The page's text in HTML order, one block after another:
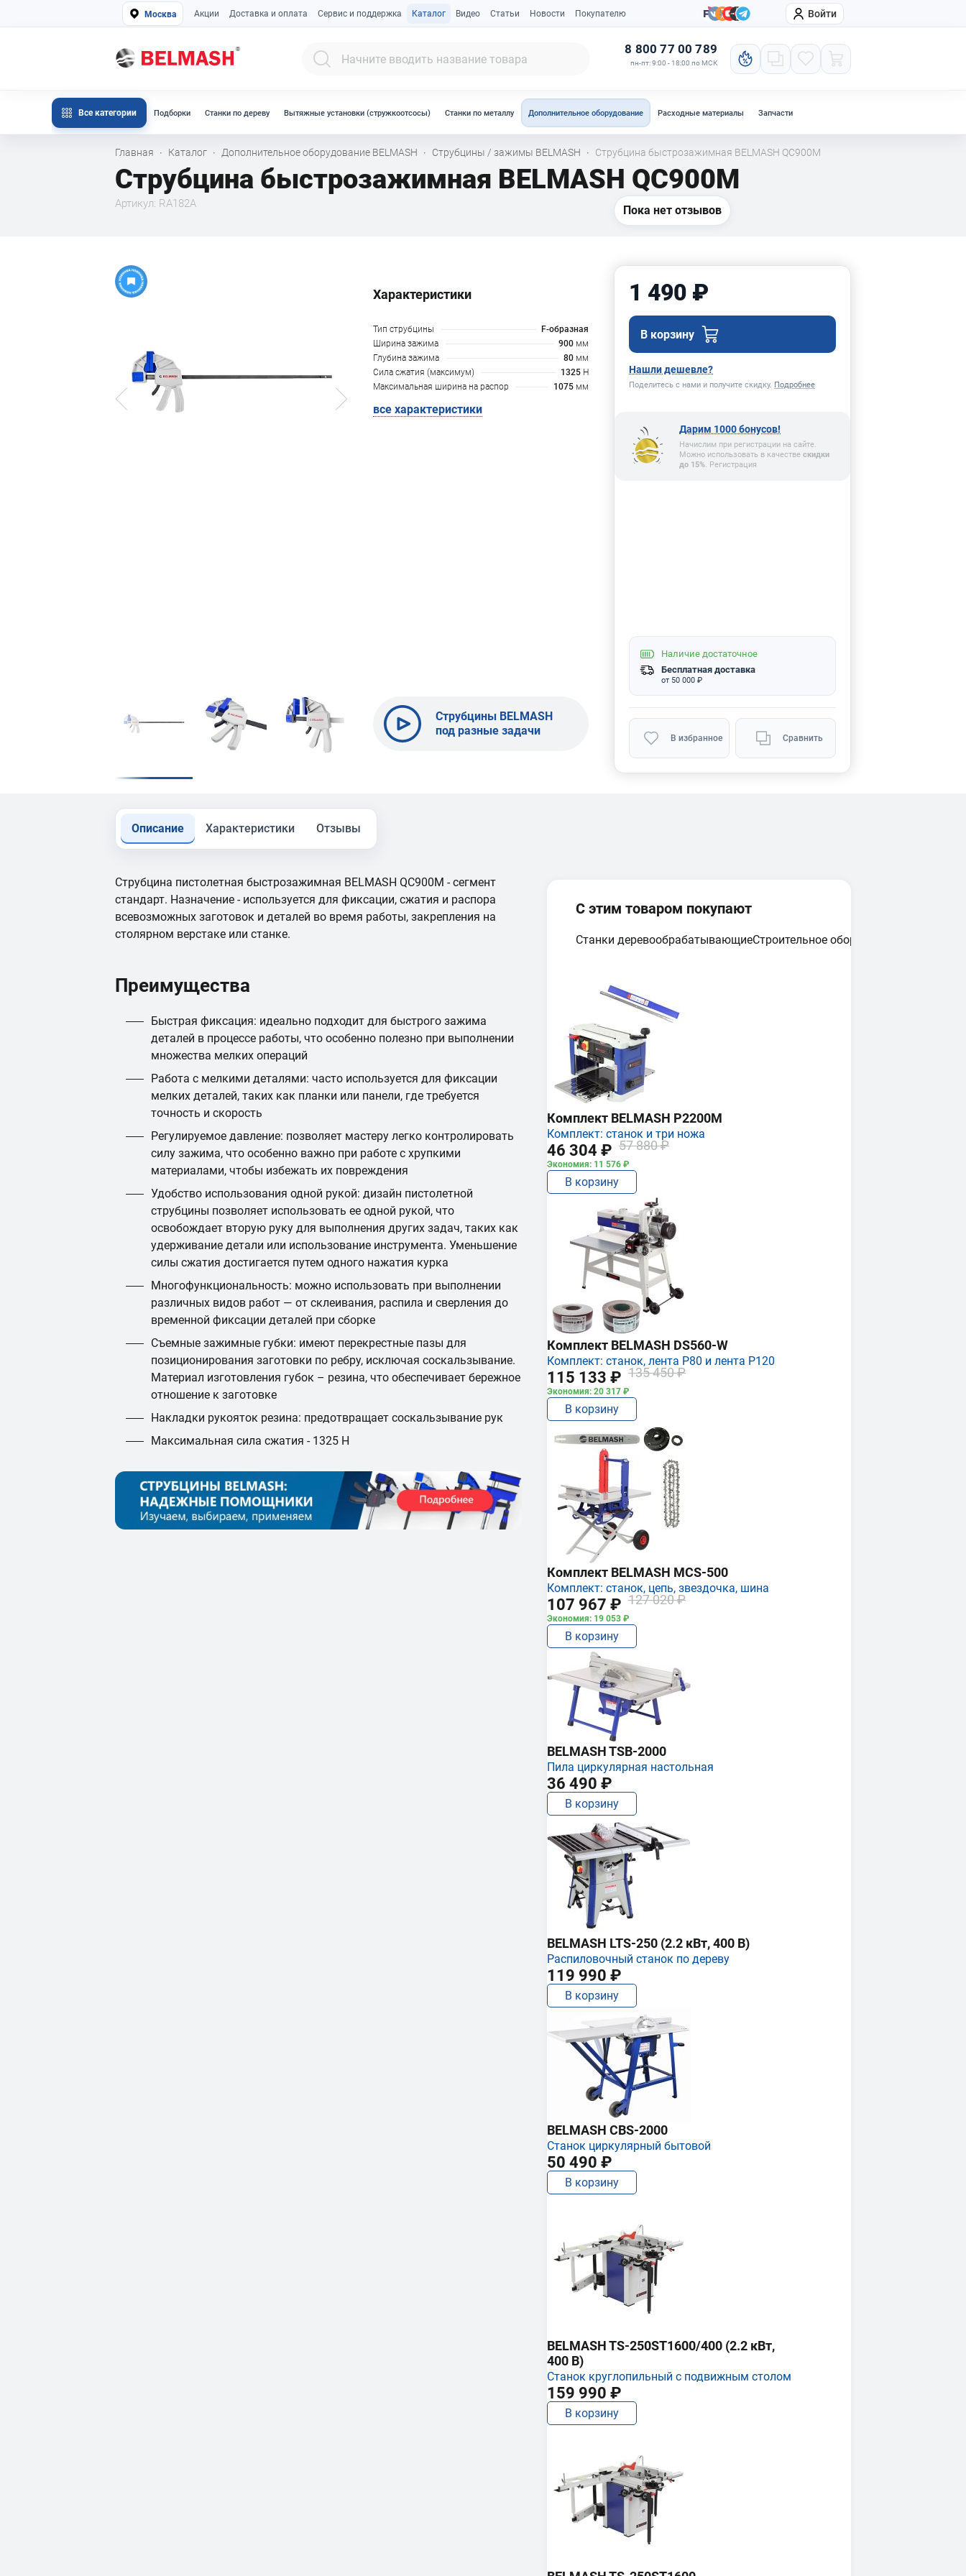
Москва Акции Доставка и оплата Сервис и поддержка Каталог Видео Статьи Новости Покупателю Компания Войти
8 800 77 00 789
пн-пт: 9:00 - 18:00 по МСК
Все категории Подборки Станки по дереву Вытяжные установки (стружкоотсосы) Станки по металлу Дополнительное оборудование Расходные материалы Запчасти
Главная · Каталог · Дополнительное оборудование BELMASH · Струбцины / зажимы BELMASH · Струбцина быстрозажимная BELMASH QC900M
Струбцина быстрозажимная BELMASH QC900M
Артикул: RA182A Пока нет отзывов
Характеристики
Тип струбцины
F-образная
Ширина зажима
900 мм
Глубина зажима
80 мм
Сила сжатия (максимум)
1325 H
Максимальная ширина на распор
1075 мм
все характеристики
Струбцины BELMASH
под разные задачи
1 490 ₽
В корзину
Нашли дешевле?
Поделитесь с нами и получите скидку. Подробнее
Дарим 1000 бонусов!
Начислим при регистрации на сайте.
Можно использовать в качестве скидки
до 15%. Регистрация
Наличие достаточное
Бесплатная доставка
от 50 000 ₽
В избранное Сравнить
Описание Характеристики Отзывы
Струбцина пистолетная быстрозажимная BELMASH QC900M - сегмент
стандарт. Назначение - используется для фиксации, сжатия и распора
всевозможных заготовок и деталей во время работы, закрепления на
столярном верстаке или станке.
Преимущества
Быстрая фиксация: идеально подходит для быстрого зажима
деталей в процессе работы, что особенно полезно при выполнении
множества мелких операций
Работа с мелкими деталями: часто используется для фиксации
мелких деталей, таких как планки или панели, где требуется
точность и скорость
Регулируемое давление: позволяет мастеру легко контролировать
силу зажима, что особенно важно при работе с хрупкими
материалами, чтобы избежать их повреждения
Удобство использования одной рукой: дизайн пистолетной
струбцины позволяет использовать ее одной рукой, что
освобождает вторую руку для выполнения других задач, таких как
удерживание детали или использование инструмента. Уменьшение
силы сжатия достигается путем одного нажатия курка
Многофункциональность: можно использовать при выполнении
различных видов работ — от склеивания, распила и сверления до
временной фиксации деталей при сборке
Съемные зажимные губки: имеют перекрестные пазы для
позиционирования заготовки по ребру, исключая соскальзывание.
Материал изготовления губок – резина, что обеспечивает бережное
отношение к заготовке
Накладки рукояток резина: предотвращает соскальзывание рук
Максимальная сила сжатия - 1325 Н
С этим товаром покупают
Станки деревообрабатывающиеСтроительное оборудование
Комплект BELMASH P2200M
Комплект: станок и три ножа
46 304 ₽ 57 880 ₽
Экономия: 11 576 ₽
В корзину
Комплект BELMASH DS560-W
Комплект: станок, лента P80 и лента P120
115 133 ₽ 135 450 ₽
Экономия: 20 317 ₽
В корзину
Комплект BELMASH MCS-500
Комплект: станок, цепь, звездочка, шина
107 967 ₽ 127 020 ₽
Экономия: 19 053 ₽
В корзину
BELMASH TSB-2000
Пила циркулярная настольная
36 490 ₽
В корзину
BELMASH LTS-250 (2.2 кВт, 400 В)
Распиловочный станок по дереву
119 990 ₽
В корзину
BELMASH CBS-2000
Станок циркулярный бытовой
50 490 ₽
В корзину
BELMASH TS-250ST1600/400 (2.2 кВт,
400 В)
Станок круглопильный с подвижным столом
159 990 ₽
В корзину